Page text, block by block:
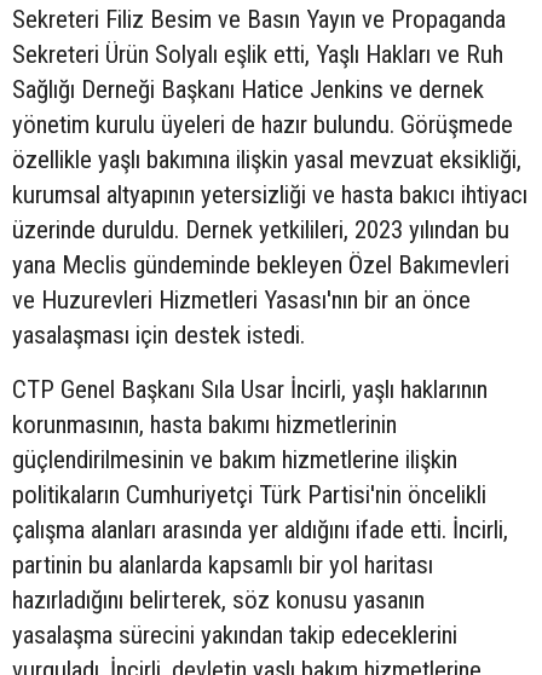
Sekreteri Filiz Besim ve Basın Yayın ve Propaganda
Sekreteri Ürün Solyalı eşlik etti, Yaşlı Hakları ve Ruh
Sağlığı Derneği Başkanı Hatice Jenkins ve dernek
yönetim kurulu üyeleri de hazır bulundu. Görüşmede
özellikle yaşlı bakımına ilişkin yasal mevzuat eksikliği,
kurumsal altyapının yetersizliği ve hasta bakıcı ihtiyacı
üzerinde duruldu. Dernek yetkilileri, 2023 yılından bu
yana Meclis gündeminde bekleyen Özel Bakımevleri
ve Huzurevleri Hizmetleri Yasası'nın bir an önce
yasalaşması için destek istedi.
CTP Genel Başkanı Sıla Usar İncirli, yaşlı haklarının
korunmasının, hasta bakımı hizmetlerinin
güçlendirilmesinin ve bakım hizmetlerine ilişkin
politikaların Cumhuriyetçi Türk Partisi'nin öncelikli
çalışma alanları arasında yer aldığını ifade etti. İncirli,
partinin bu alanlarda kapsamlı bir yol haritası
hazırladığını belirterek, söz konusu yasanın
yasalaşma sürecini yakından takip edeceklerini